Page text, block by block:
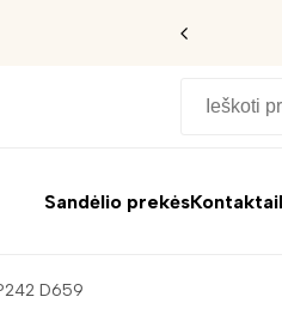
Sandėlio prekėsKontaktai
D659